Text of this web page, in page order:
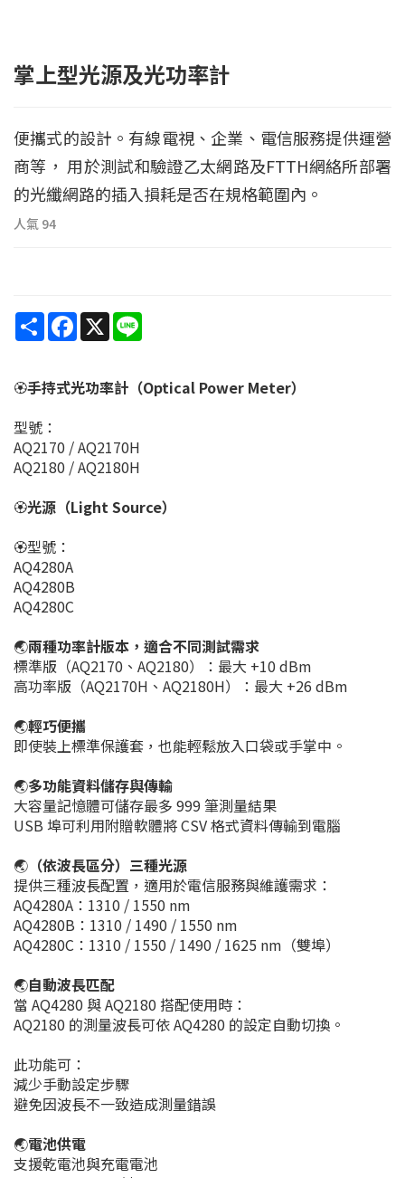
掌上型光源及光功率計
便攜式的設計。有線電視、企業、電信服務提供運營
商等， 用於測試和驗證乙太網路及FTTH網絡所部署
的光纖網路的插入損耗是否在規格範圍內。
人氣 94
Share Facebook
X
🏵️手持式光功率計（Optical Power Meter）
型號：
AQ2170 / AQ2170H
AQ2180 / AQ2180H
🏵️光源（Light Source）
🏵️型號：
AQ4280A
AQ4280B
AQ4280C
🌏兩種功率計版本，適合不同測試需求
標準版（AQ2170、AQ2180）：最大 +10 dBm
高功率版（AQ2170H、AQ2180H）：最大 +26 dBm
🌏輕巧便攜
即使裝上標準保護套，也能輕鬆放入口袋或手掌中。
🌏多功能資料儲存與傳輸
大容量記憶體可儲存最多 999 筆測量結果
USB 埠可利用附贈軟體將 CSV 格式資料傳輸到電腦
🌏 （依波長區分）三種光源
提供三種波長配置，適用於電信服務與維護需求：
AQ4280A：1310 / 1550 nm
AQ4280B：1310 / 1490 / 1550 nm
AQ4280C：1310 / 1550 / 1490 / 1625 nm（雙埠）
🌏自動波長匹配
當 AQ4280 與 AQ2180 搭配使用時：
AQ2180 的測量波長可依 AQ4280 的設定自動切換。
此功能可：
減少手動設定步驟
避免因波長不一致造成測量錯誤
🌏電池供電
支援乾電池與充電電池